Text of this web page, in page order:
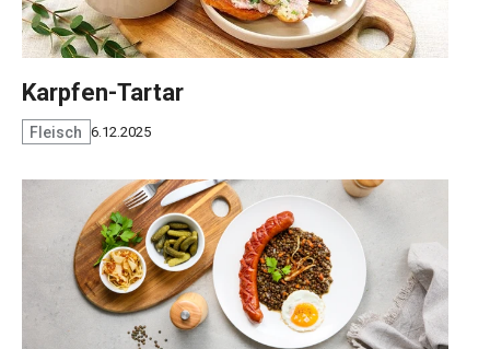
Karpfen-Tartar
Fleisch 6.12.2025